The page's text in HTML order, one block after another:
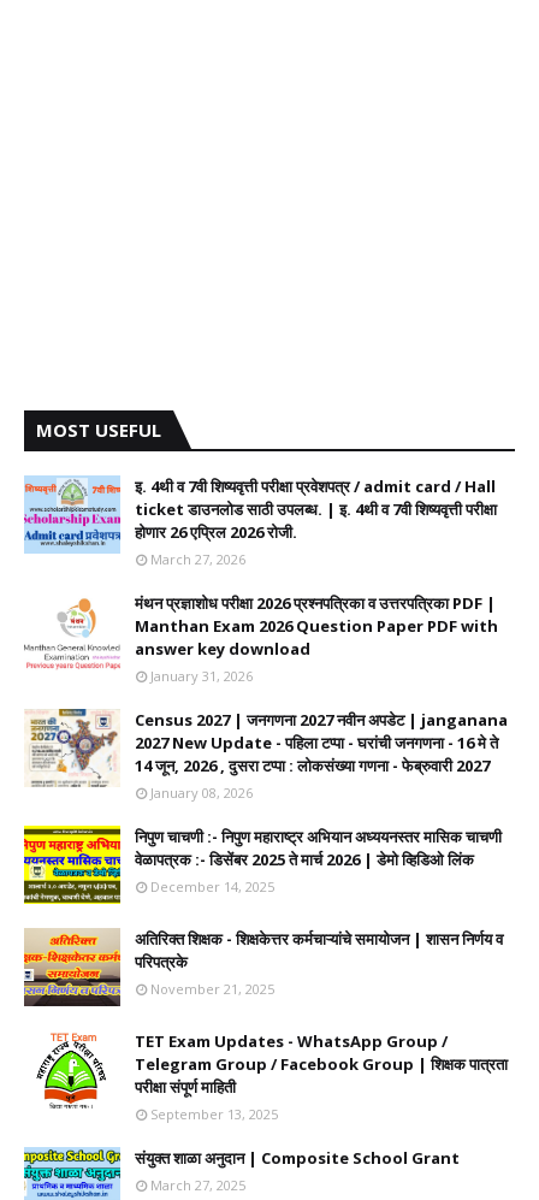
MOST USEFUL
इ. 4थी व 7वी शिष्यवृत्ती परीक्षा प्रवेशपत्र / admit card / Hall
ticket डाउनलोड साठी उपलब्ध. | इ. 4थी व 7वी शिष्यवृत्ती परीक्षा
होणार 26 एप्रिल 2026 रोजी.
March 27, 2026
मंथन प्रज्ञाशोध परीक्षा 2026 प्रश्नपत्रिका व उत्तरपत्रिका PDF |
Manthan Exam 2026 Question Paper PDF with
answer key download
January 31, 2026
Census 2027 | जनगणना 2027 नवीन अपडेट | janganana
2027 New Update - पहिला टप्पा - घरांची जनगणना - 16 मे ते
14 जून, 2026 , दुसरा टप्पा : लोकसंख्या गणना - फेब्रुवारी 2027
January 08, 2026
निपुण चाचणी :- निपुण महाराष्ट्र अभियान अध्ययनस्तर मासिक चाचणी
वेळापत्रक :- डिसेंबर 2025 ते मार्च 2026 | डेमो व्हिडिओ लिंक
December 14, 2025
अतिरिक्त शिक्षक - शिक्षकेत्तर कर्मचाऱ्यांचे समायोजन | शासन निर्णय व
परिपत्रके
November 21, 2025
TET Exam Updates - WhatsApp Group /
Telegram Group / Facebook Group | शिक्षक पात्रता
परीक्षा संपूर्ण माहिती
September 13, 2025
संयुक्त शाळा अनुदान | Composite School Grant
March 27, 2025